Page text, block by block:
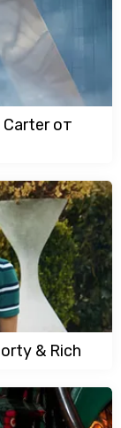
от
& Rich